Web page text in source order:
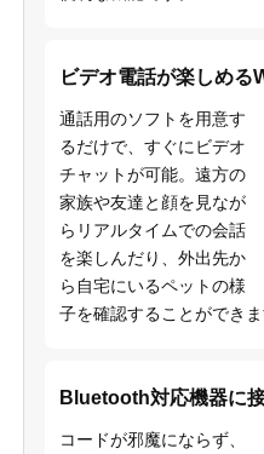
ビデオ電話が楽しめる
通話用のソフトを用意す
るだけで、すぐにビデオ
チャットが可能。遠方の
家族や友達と顔を見なが
らリアルタイムでの会話
を楽しんだり、外出先か
ら自宅にいるペットの様
子を確認することができま
Bluetooth対応機器に
コードが邪魔にならず、